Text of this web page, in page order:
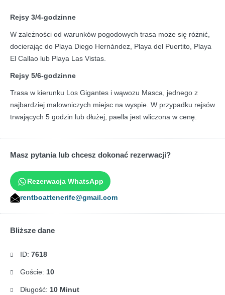
Rejsy 3/4-godzinne
W zależności od warunków pogodowych trasa może się różnić,
docierając do Playa Diego Hernández, Playa del Puertito, Playa
El Callao lub Playa Las Vistas.
Rejsy 5/6-godzinne
Trasa w kierunku Los Gigantes i wąwozu Masca, jednego z
najbardziej malowniczych miejsc na wyspie. W przypadku rejsów
trwających 5 godzin lub dłużej, paella jest wliczona w cenę.
Masz pytania lub chcesz dokonać rezerwacji?
Rezerwacja WhatsApp
rentboattenerife@gmail.com
Bliższe dane
ID: 7618
Goście: 10
Długość: 10 Minut